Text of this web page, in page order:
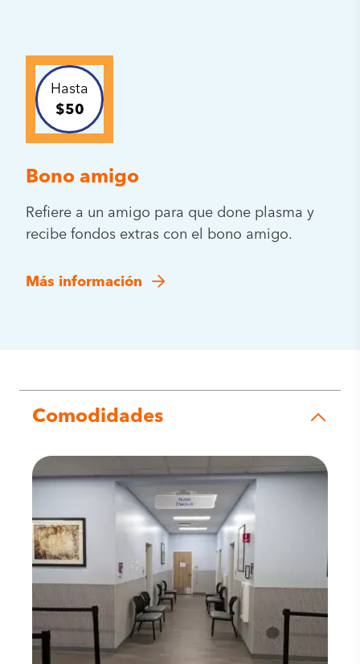
Hasta
$50
Bono amigo
Refiere a un amigo para que done plasma y
recibe fondos extras con el bono amigo.
Más información
Comodidades